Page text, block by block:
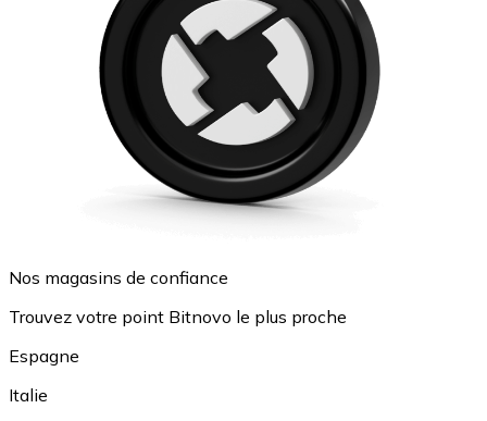
Nos magasins de confiance
Trouvez votre point Bitnovo le plus proche
Espagne
Italie